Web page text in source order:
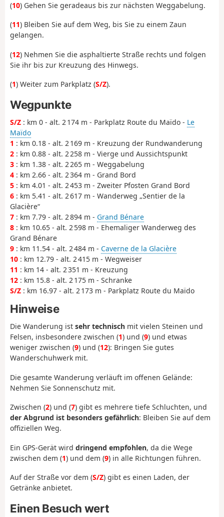
(10) Gehen Sie geradeaus bis zur nächsten Weggabelung.
(11) Bleiben Sie auf dem Weg, bis Sie zu einem Zaun
gelangen.
(12) Nehmen Sie die asphaltierte Straße rechts und folgen
Sie ihr bis zur Kreuzung des Hinwegs.
(1) Weiter zum Parkplatz (S/Z).
Wegpunkte
S/Z : km 0 - alt. 2 174 m - Parkplatz Route du Maïdo - Le
Maïdo
1 : km 0.18 - alt. 2 169 m - Kreuzung der Rundwanderung
2 : km 0.88 - alt. 2 258 m - Vierge und Aussichtspunkt
3 : km 1.38 - alt. 2 265 m - Weggabelung
4 : km 2.66 - alt. 2 364 m - Grand Bord
5 : km 4.01 - alt. 2 453 m - Zweiter Pfosten Grand Bord
6 : km 5.41 - alt. 2 617 m - Wanderweg „Sentier de la
Glacière“
7 : km 7.79 - alt. 2 894 m - Grand Bénare
8 : km 10.65 - alt. 2 598 m - Ehemaliger Wanderweg des
Grand Bénare
9 : km 11.54 - alt. 2 484 m - Caverne de la Glacière
10 : km 12.79 - alt. 2 415 m - Wegweiser
11 : km 14 - alt. 2 351 m - Kreuzung
12 : km 15.8 - alt. 2 175 m - Schranke
S/Z : km 16.97 - alt. 2 173 m - Parkplatz Route du Maïdo
Hinweise
Die Wanderung ist sehr technisch mit vielen Steinen und
Felsen, insbesondere zwischen (1) und (9) und etwas
weniger zwischen (9) und (12): Bringen Sie gutes
Wanderschuhwerk mit.
Die gesamte Wanderung verläuft im offenen Gelände:
Nehmen Sie Sonnenschutz mit.
Zwischen (2) und (7) gibt es mehrere tiefe Schluchten, und
der Abgrund ist besonders gefährlich: Bleiben Sie auf dem
offiziellen Weg.
Ein GPS-Gerät wird dringend empfohlen, da die Wege
zwischen dem (1) und dem (9) in alle Richtungen führen.
Auf der Straße vor dem (S/Z) gibt es einen Laden, der
Getränke anbietet.
Einen Besuch wert